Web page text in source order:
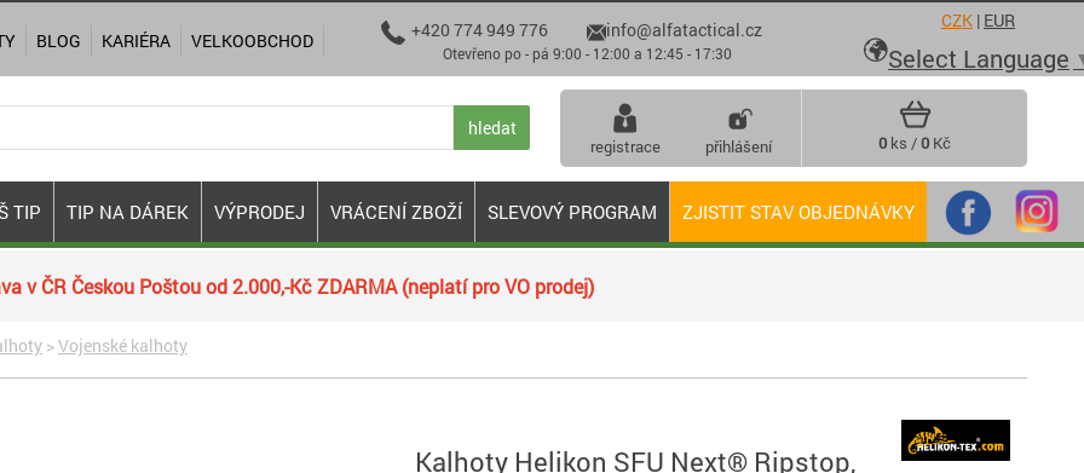
v ČR Českou Poštou od 2.000,-Kč ZDARMA (neplatí pro VO prodej)
>Vojenské kalhoty
Kalhoty Helikon SFU Next® Ripstop,
TIP TIP NA DÁREK VÝPRODEJ VRÁCENÍ ZBOŽÍ SLEVOVÝ PROGRAM ZJISTIT STAV OBJEDNÁVKY
hledat
registrace přihlášení 0 ks /0 Kč
BLOG KARIÉRA VELKOOBCHOD  +420 774 949 776info@alfatactical.cz
Otevřeno po - pá 9:00 - 12:00 a 12:45 - 17:30
CZK | EUR
Select Language